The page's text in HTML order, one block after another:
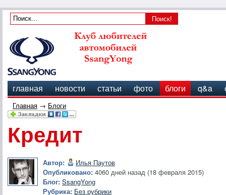
главная новости статьи фото блоги q&a
Главная → Блоги
Кредит
Автор:
Илья Паутов
Опубликовано: 4060 дней назад (18 февраля 2015)
Блог: SsangYong
Рубрика: Без рубрики